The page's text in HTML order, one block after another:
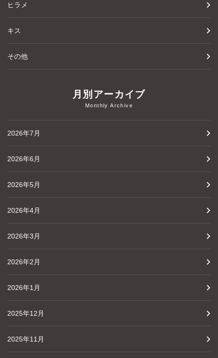
ヒラメ
キス
その他
月別アーカイブ
Monthly Archive
2026年7月
2026年6月
2026年5月
2026年4月
2026年3月
2026年2月
2026年1月
2025年12月
2025年11月